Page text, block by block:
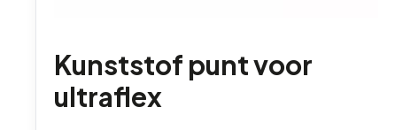
Kunststof punt voor
ultraflex